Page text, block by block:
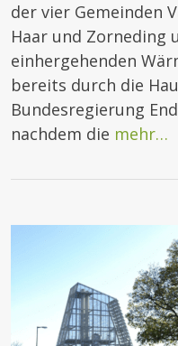
der vier Gemeinden
Haar und Zorneding
einhergehenden
bereits durch die
Bundesregierung
nachdem die mehr…